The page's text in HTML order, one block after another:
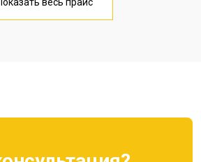
от 1750 ₽